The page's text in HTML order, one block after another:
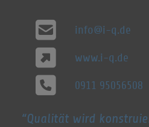
info@i-q.de
www.i-q.de
0911 95056508
Qualität wird